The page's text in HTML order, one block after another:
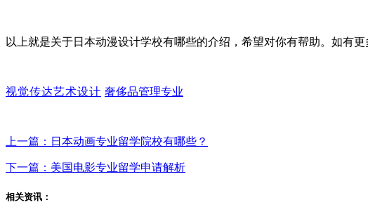
以上就是关于日本动漫设计学校有哪些的介绍，希望对你有帮助。如有
视觉传达艺术设计 奢侈品管理专业
上一篇：日本动画专业留学院校有哪些？
下一篇：美国电影专业留学申请解析
相关资讯：